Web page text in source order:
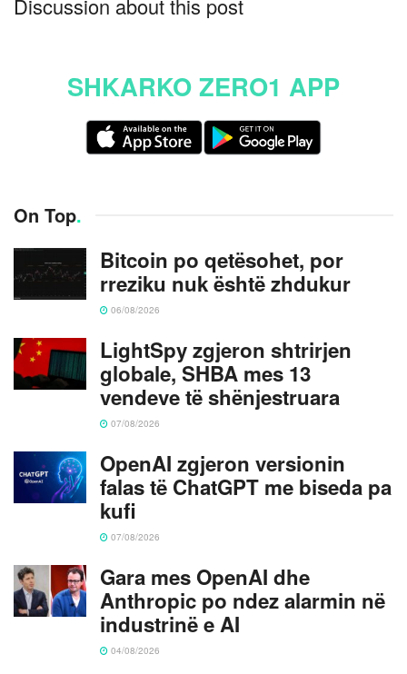
Discussion about this post
SHKARKO ZERO1 APP
On Top.
Bitcoin po qetësohet, por
rreziku nuk është zhdukur
06/08/2026
LightSpy zgjeron shtrirjen
globale, SHBA mes 13
vendeve të shënjestruara
07/08/2026
OpenAI zgjeron versionin
falas të ChatGPT me biseda pa
kufi
07/08/2026
Gara mes OpenAI dhe
Anthropic po ndez alarmin në
industrinë e AI
04/08/2026